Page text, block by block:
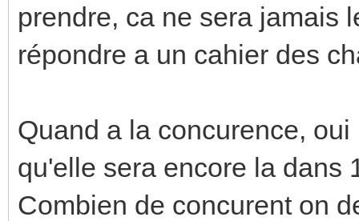
prendre, ca ne sera jamais
répondre a un cahier des
Quand a la concurence,
qu'elle sera encore la dans
Combien de concurent on